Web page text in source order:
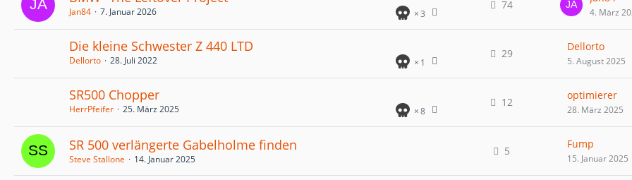
3
Jan84 7. Januar 2026
74
4. März
Die kleine Schwester Z 440 LTD
1
Dellorto 28. Juli 2022
29
Dellorto
5. August 2025
SR500 Chopper
8
HerrPfeifer 25. März 2025
12
optimierer
28. März 2025
SR 500 verlängerte Gabelholme finden
Steve Stallone 14. Januar 2025
5
Fump
15. Januar 2025